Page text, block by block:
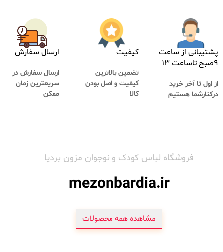
پشتیبانی از ساعت
۹صبح تاساعت ۱۳
از اول تا آخر خرید
درکنارشما هستیم
کیفیت
تضمین بالاترین
کیفیت و اصل بودن
کالا
ارسال سفارش
ارسال سفارش در
سریعترین زمان
ممکن
فروشگاه لباس کودک و نوجوان مزون بردیا
mezonbardia.ir
مشاهده همه محصولات